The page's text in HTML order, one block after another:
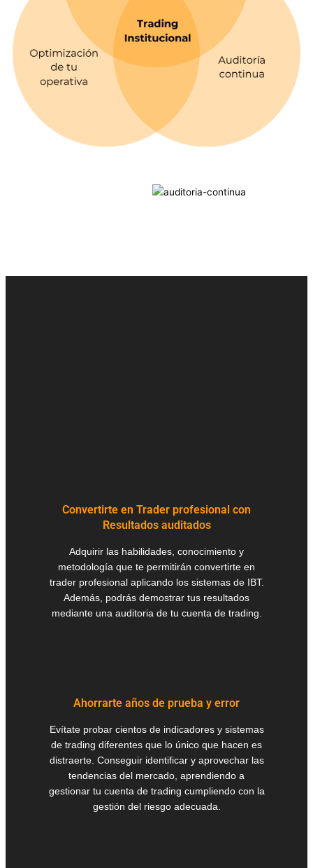
Convertirte en Trader profesional con
Resultados auditados
Adquirir las habilidades, conocimiento y
metodología que te permitirán convertirte en
trader profesional aplicando los sistemas de IBT.
Además, podrás demostrar tus resultados
mediante una auditoria de tu cuenta de trading.
Ahorrarte años de prueba y error
Evítate probar cientos de indicadores y sistemas
de trading diferentes que lo único que hacen es
distraerte. Conseguir identificar y aprovechar las
tendencias del mercado, aprendiendo a
gestionar tu cuenta de trading cumpliendo con la
gestión del riesgo adecuada.